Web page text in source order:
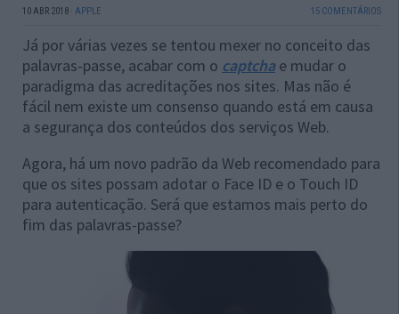
10 ABR 2018 · APPLE 15 COMENTÁRIOS
Já por várias vezes se tentou mexer no conceito das
palavras-passe, acabar com o captchae mudar o
paradigma das acreditações nos sites. Mas não é
fácil nem existe um consenso quando está em causa
a segurança dos conteúdos dos serviços Web.
Agora, há um novo padrão da Web recomendado para
que os sites possam adotar o Face ID e o Touch ID
para autenticação. Será que estamos mais perto do
fim das palavras-passe?